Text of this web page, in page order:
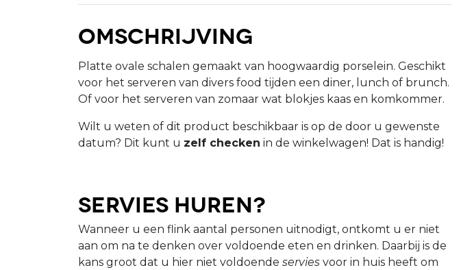
Omschrijving
Platte ovale schalen gemaakt van hoogwaardig porselein. Geschikt
voor het serveren van divers food tijden een diner, lunch of brunch.
Of voor het serveren van zomaar wat blokjes kaas en komkommer.
Wilt u weten of dit product beschikbaar is op de door u gewenste
datum? Dit kunt u zelf checken in de winkelwagen! Dat is handig!
Servies huren?
Wanneer u een flink aantal personen uitnodigt, ontkomt u er niet
aan om na te denken over voldoende eten en drinken. Daarbij is de
kans groot dat u hier niet voldoende servies voor in huis heeft om